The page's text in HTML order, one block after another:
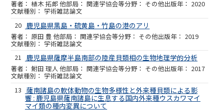
植木 拓郎 他 関連学協会等 その他 2020
学術雑誌論文
20 鹿児島県黒島・硫黄島・竹島の港のアリ
原田 豊 他 関連学協会等 その他 2019
学術雑誌論文
21 鹿児島県薩摩半島南部の陸産貝類相の生物地理学的分析
鮒田 理人 他 関連学協会等 その他 2017
学術雑誌論文
13 薩南諸島の軟体動物の生物多様性と外来種貝類による影
響 : 鹿児島県薩南諸島に生息する国内外来種ウスカワマイ
マイ類の種内変異について